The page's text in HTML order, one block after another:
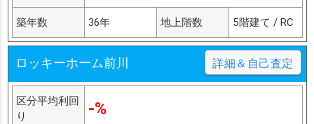
築年数 36年 地上階数 5階建て / RC
ロッキーホーム前川 詳細＆自己査定
区分平均利回
り
-%